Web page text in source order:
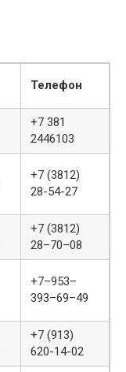
Телефон
+7 381
2446103
+7 (3812)
28-54-27
+7 (3812)
28–70–08
+7–953–
393–69–49
+7 (913)
620-14-02